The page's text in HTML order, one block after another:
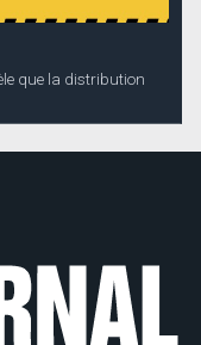
que la distribution